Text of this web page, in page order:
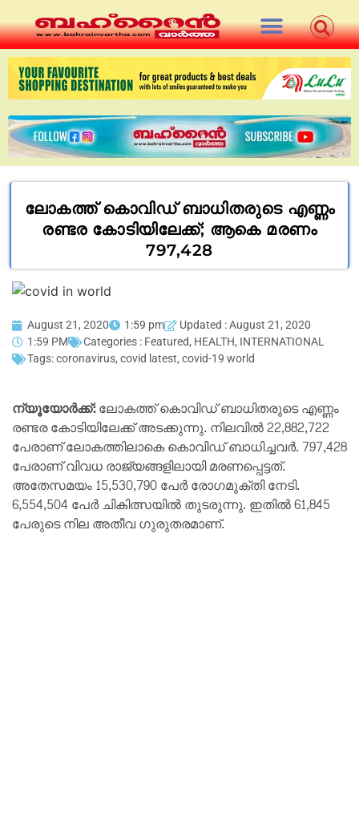
ലോകത്ത് കൊവിഡ് ബാധിതരുടെ എണ്ണം
രണ്ടര കോടിയിലേക്ക്; ആകെ മരണം
797,428
August 21, 2020 1:59 pm
Updated : August 21, 2020
1:59 PM
Categories : Featured, HEALTH, INTERNATIONAL
Tags:coronavirus, covid latest, covid-19 world
ന്യൂയോർക്ക്:ലോകത്ത് കൊവിഡ് ബാധിതരുടെ എണ്ണം
രണ്ടര കോടിയിലേക്ക് അടക്കുന്നു. നിലവിൽ 22,882,722
പേരാണ് ലോകത്തിലാകെ കൊവിഡ് ബാധിച്ചവർ. 797,428
പേരാണ് വിവധ രാജ്യങ്ങളിലായി മരണപ്പെട്ടത്.
അതേസമയം 15,530,790 പേർ രോഗമുക്തി നേടി.
6,554,504 പേർ ചികിത്സയിൽ തുടരുന്നു. ഇതിൽ 61,845
പേരുടെ നില അതീവ ഗുരുതരമാണ്.